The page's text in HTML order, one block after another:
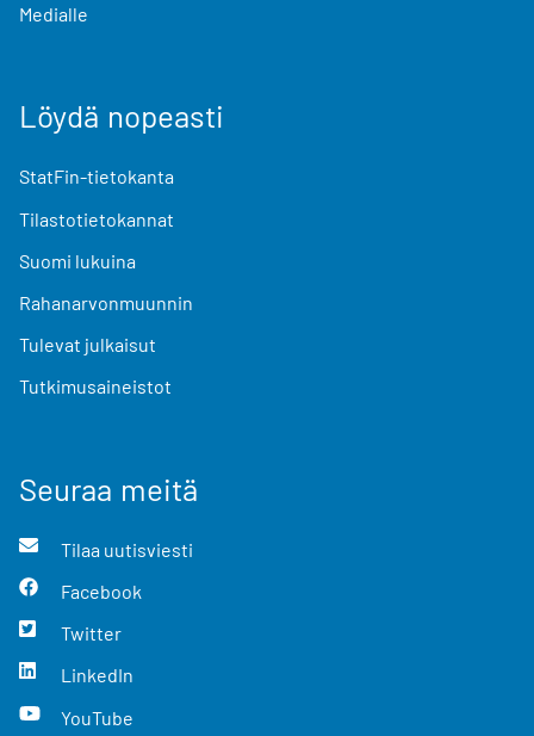
Medialle
Löydä nopeasti
StatFin-tietokanta
Tilastotietokannat
Suomi lukuina
Rahanarvonmuunnin
Tulevat julkaisut
Tutkimusaineistot
Seuraa meitä
Tilaa uutisviesti
Facebook
Twitter
LinkedIn
YouTube